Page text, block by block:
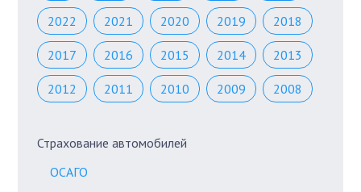
2022 2021 2020 2019 2018
2017 2016 2015 2014 2013
2012 2011 2010 2009 2008
Страхование автомобилей
ОСАГО